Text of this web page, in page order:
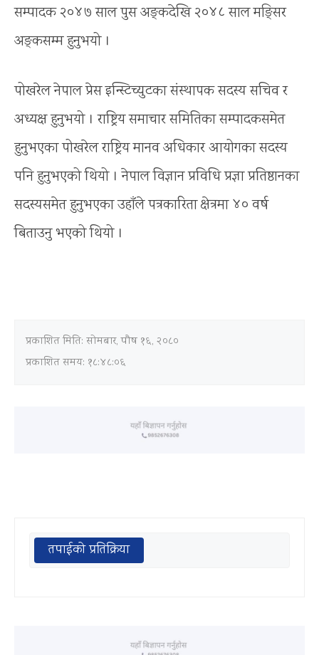
सम्पादक २०४७ साल पुस अङ्कदेखि २०४८ साल मङ्सिर
अङ्कसम्म हुनुभयो ।
पोखरेल नेपाल प्रेस इन्स्टिच्युटका संस्थापक सदस्य सचिव र
अध्यक्ष हुनुभयो । राष्ट्रिय समाचार समितिका सम्पादकसमेत
हुनुभएका पोखरेल राष्ट्रिय मानव अधिकार आयोगका सदस्य
पनि हुनुभएको थियो । नेपाल विज्ञान प्रविधि प्रज्ञा प्रतिष्ठानका
सदस्यसमेत हुनुभएका उहाँले पत्रकारिता क्षेत्रमा ४० वर्ष
बिताउनु भएको थियो ।
प्रकाशित मिति: सोमबार, पौष १६, २०८०
प्रकाशित समय: १८:४८:०६
तपाईको प्रतिक्रिया